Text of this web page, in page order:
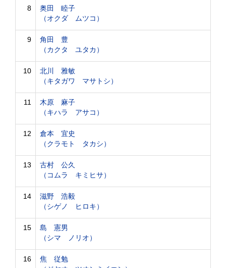
8
奥田 睦子
（オクダ ムツコ）
9
角田 豊
（カクタ ユタカ）
10
北川 雅敏
（キタガワ マサトシ）
11
木原 麻子
（キハラ アサコ）
12
倉本 宜史
（クラモト タカシ）
13
古村 公久
（コムラ キミヒサ）
14
滋野 浩毅
（シゲノ ヒロキ）
15
島 憲男
（シマ ノリオ）
16
焦 従勉